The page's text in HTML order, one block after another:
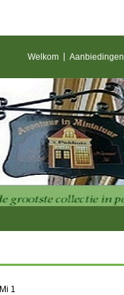
Welkom Aanbiedingen
Mi 1